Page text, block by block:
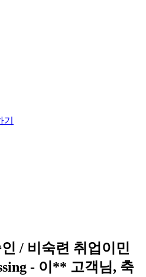
/ 비숙련 취업이민
- 이** 고객님, 축